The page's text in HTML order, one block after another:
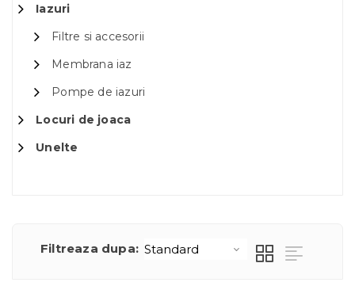
Iazuri
Filtre si accesorii
Membrana iaz
Pompe de iazuri
Locuri de joaca
Unelte
Filtreaza dupa: